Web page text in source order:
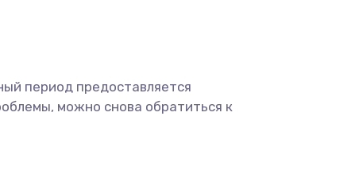
период предоставляется
можно снова обратиться к